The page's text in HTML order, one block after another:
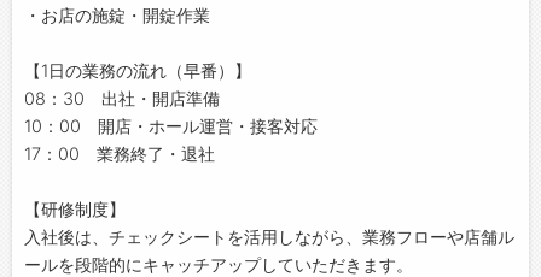
・お店の施錠・開錠作業
【1日の業務の流れ（早番）】
08：30 出社・開店準備
10：00 開店・ホール運営・接客対応
17：00 業務終了・退社
【研修制度】
入社後は、チェックシートを活用しながら、業務フローや店舗ル
ールを段階的にキャッチアップしていただきます。